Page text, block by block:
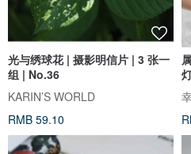
光与绣球花 | 摄影明信片 | 3 张一
组 | No.36
KARIN’S WORLD
RMB 59.10